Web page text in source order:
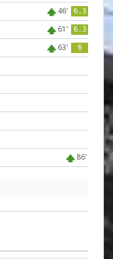
46' 6.3
61' 6.3
63' 6
86'